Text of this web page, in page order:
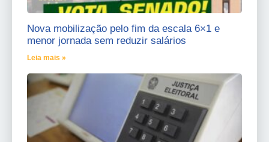
Nova mobilização pelo fim da escala 6×1 e
menor jornada sem reduzir salários
Leia mais »